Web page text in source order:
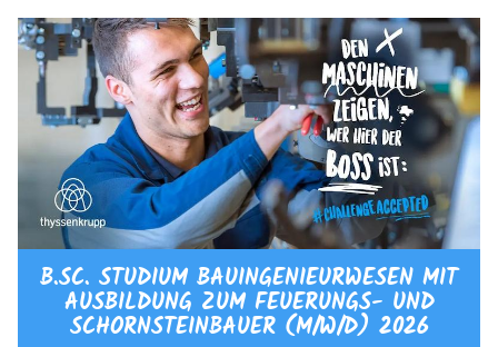
B.SC. STUDIUM BAUINGENIEURWESEN MIT
AUSBILDUNG ZUM FEUERUNGS- UND
SCHORNSTEINBAUER (M/W/D) 2026